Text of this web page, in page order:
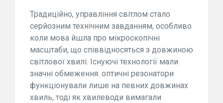
Традиційно, управління світлом стало
серйозним технічним завданням, особливо
коли мова йшла про мікроскопічні
масштаби, що співвідносяться з довжиною
світлової хвилі. Існуючі технології мали
значні обмеження: оптичні резонатори
функціонували лише на певних довжинах
хвиль, тоді як хвилеводи вимагали